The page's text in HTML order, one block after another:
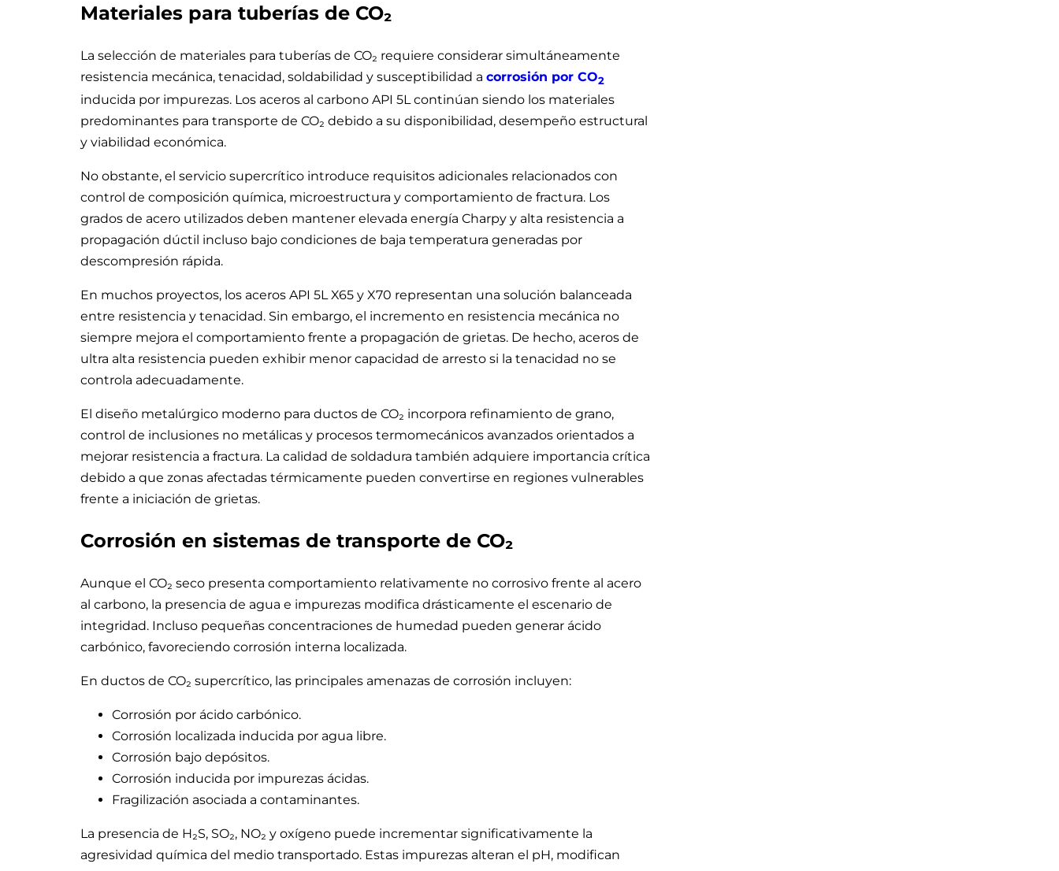
Materiales para tuberías de CO₂
La selección de materiales para tuberías de CO₂ requiere considerar simultáneamente
resistencia mecánica, tenacidad, soldabilidad y susceptibilidad a corrosión por CO2
inducida por impurezas. Los aceros al carbono API 5L continúan siendo los materiales
predominantes para transporte de CO₂ debido a su disponibilidad, desempeño estructural
y viabilidad económica.
No obstante, el servicio supercrítico introduce requisitos adicionales relacionados con
control de composición química, microestructura y comportamiento de fractura. Los
grados de acero utilizados deben mantener elevada energía Charpy y alta resistencia a
propagación dúctil incluso bajo condiciones de baja temperatura generadas por
descompresión rápida.
En muchos proyectos, los aceros API 5L X65 y X70 representan una solución balanceada
entre resistencia y tenacidad. Sin embargo, el incremento en resistencia mecánica no
siempre mejora el comportamiento frente a propagación de grietas. De hecho, aceros de
ultra alta resistencia pueden exhibir menor capacidad de arresto si la tenacidad no se
controla adecuadamente.
El diseño metalúrgico moderno para ductos de CO₂ incorpora refinamiento de grano,
control de inclusiones no metálicas y procesos termomecánicos avanzados orientados a
mejorar resistencia a fractura. La calidad de soldadura también adquiere importancia crítica
debido a que zonas afectadas térmicamente pueden convertirse en regiones vulnerables
frente a iniciación de grietas.
Corrosión en sistemas de transporte de CO₂
Aunque el CO₂ seco presenta comportamiento relativamente no corrosivo frente al acero
al carbono, la presencia de agua e impurezas modifica drásticamente el escenario de
integridad. Incluso pequeñas concentraciones de humedad pueden generar ácido
carbónico, favoreciendo corrosión interna localizada.
En ductos de CO₂ supercrítico, las principales amenazas de corrosión incluyen:
Corrosión por ácido carbónico.
Corrosión localizada inducida por agua libre.
Corrosión bajo depósitos.
Corrosión inducida por impurezas ácidas.
Fragilización asociada a contaminantes.
La presencia de H₂S, SO₂, NO₂ y oxígeno puede incrementar significativamente la
agresividad química del medio transportado. Estas impurezas alteran el pH, modifican